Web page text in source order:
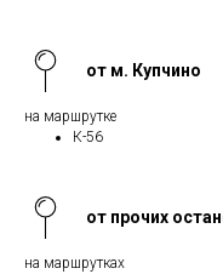
от м. Купчино
на маршрутке
К-56
от прочих
на маршрутках